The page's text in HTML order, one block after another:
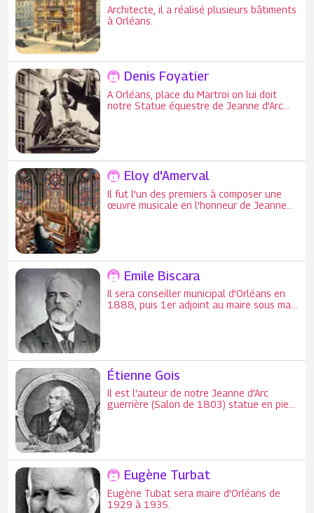
Architecte, il a réalisé plusieurs bâtiments
à Orléans.
Denis Foyatier
A Orléans, place du Martroi on lui doit
notre Statue équestre de Jeanne d'Arc
Eloy d'Amerval
Il fut l'un des premiers à composer une
œuvre musicale en l'honneur de Jeanne
Emile Biscara
Il sera conseiller municipal d'Orléans en
1888, puis 1er adjoint au maire sous ma
Étienne Gois
Il est l'auteur de notre Jeanne d'Arc
guerrière (Salon de 1803) statue en pied
Eugène Turbat
Eugène Tubat sera maire d'Orléans de
1929 à 1935.